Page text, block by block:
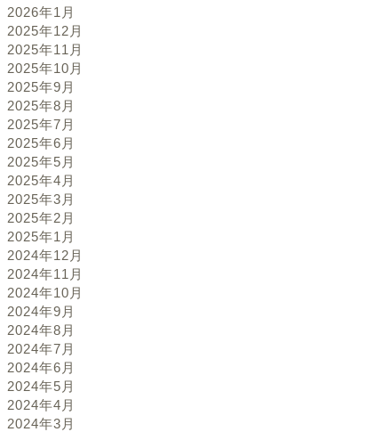
2026年1月
2025年12月
2025年11月
2025年10月
2025年9月
2025年8月
2025年7月
2025年6月
2025年5月
2025年4月
2025年3月
2025年2月
2025年1月
2024年12月
2024年11月
2024年10月
2024年9月
2024年8月
2024年7月
2024年6月
2024年5月
2024年4月
2024年3月